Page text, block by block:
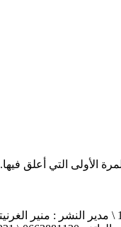
الأولى التي أعلق فيها.